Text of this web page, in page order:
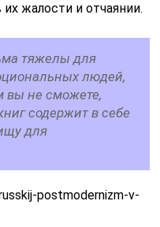
жалости и отчаянии.
тяжелы для
людей,
вы не сможете,
содержит в себе
для
postmodernizm-v-